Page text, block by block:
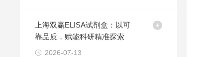
上海双赢ELISA试剂盒：以可
靠品质，赋能科研精准探索
2026-07-13